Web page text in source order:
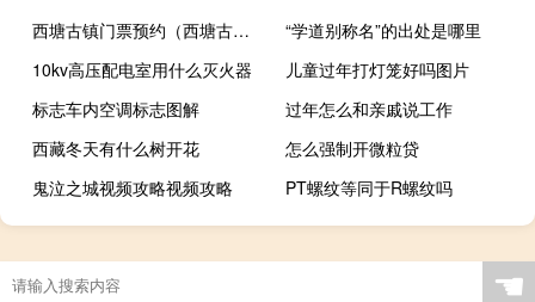
西塘古镇门票预约（西塘古镇门票）
“学道别称名”的出处是哪里
10kv高压配电室用什么灭火器
儿童过年打灯笼好吗图片
标志车内空调标志图解
过年怎么和亲戚说工作
西藏冬天有什么树开花
怎么强制开微粒贷
鬼泣之城视频攻略视频攻略
PT螺纹等同于R螺纹吗
☚